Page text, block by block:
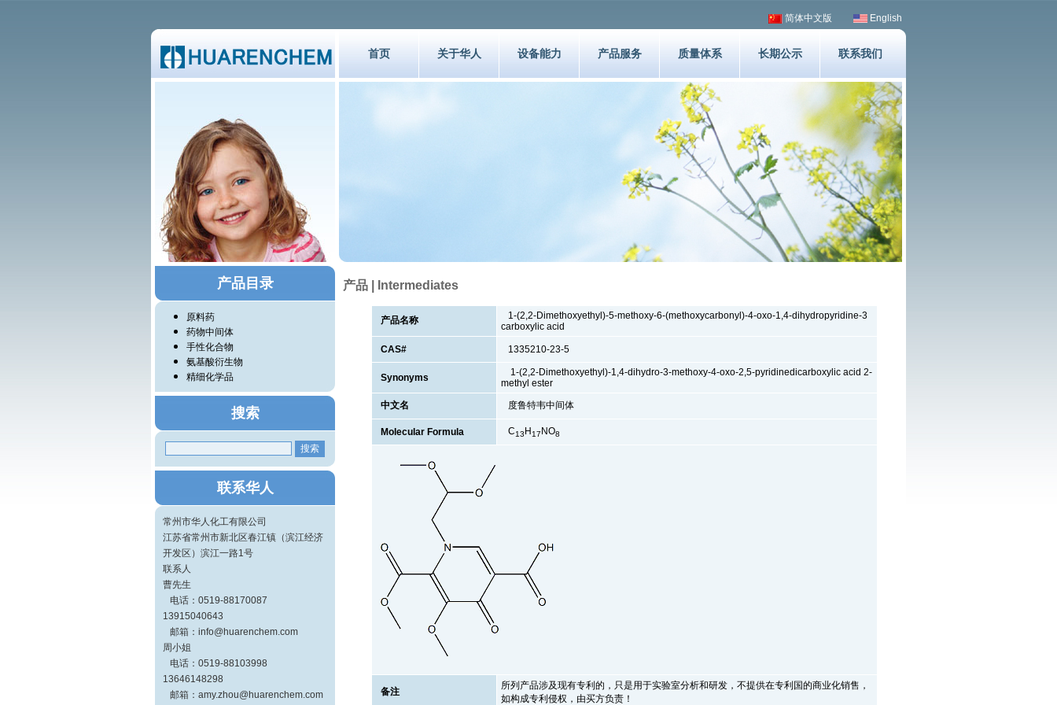
简体中文版 English
首页 关于华人 设备能力 产品服务 质量体系 长期公示 联系我们
产品目录
原料药
药物中间体
手性化合物
氨基酸衍生物
精细化学品
搜索
联系华人
常州市华人化工有限公司
江苏省常州市新北区春江镇（滨江经济
开发区）滨江一路1号
联系人
曹先生
电话：0519-88170087
13915040643
邮箱：info@huarenchem.com
周小姐
电话：0519-88103998
13646148298
邮箱：amy.zhou@huarenchem.com
产品 | Intermediates
产品名称
1-(2,2-Dimethoxyethyl)-5-methoxy-6-(methoxycarbonyl)-4-oxo-1,4-dihydropyridine-3
carboxylic acid
CAS# 1335210-23-5
Synonyms
1-(2,2-Dimethoxyethyl)-1,4-dihydro-3-methoxy-4-oxo-2,5-pyridinedicarboxylic acid 2-
methyl ester
中文名
度鲁特韦中间体
Molecular Formula C13 H17 NO8
备注
所列产品涉及现有专利的，只是用于实验室分析和研发，不提供在专利国的商业化销售，
如构成专利侵权，由买方负责！